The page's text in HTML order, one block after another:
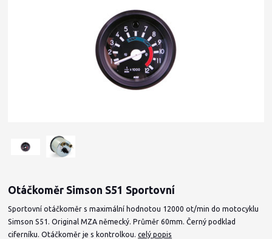
Otáčkoměr Simson S51 Sportovní
Sportovní otáčkoměr s maximální hodnotou 12000 ot/min do motocyklu
Simson S51. Original MZA německý. Průměr 60mm. Černý podklad
ciferníku. Otáčkoměr je s kontrolkou.celý popis